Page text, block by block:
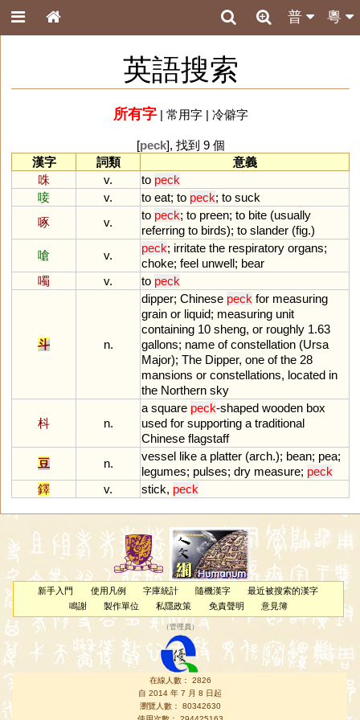
粵
普
英語搜索
所有字| 常用字| 冷僻字
[peck], 找到 9 個
漢字
詞類
意義
咮
v. to peck
唼
v. to eat; to peck; to suck
啄
v.
to peck; to preen; to bite (usually
referring to birds); to slander (fig.)
嗆
v.
peck; irritate the respiratory organs;
choke; feel unwell; bear
噣
v. to peck
斗 n.
dipper; Chinese peck for measuring
grain or liquid; measuring unit
containing 10 sheng, or roughly 1.63
gallons; name of constellation (Ursa
Major); The Dipper, one of the 28
mansions or constellations, located in
the Northern sky
枓 n.
a square peck-shaped wooden box
used for supporting a traditional
Chinese flagstaff
豆
n.
vessel like a platter (arch.); bean; pea;
legumes; pulses; dry measure; peck
鐸
v. stick, peck
新手入門 使用凡例 字庫統計 隨機漢字
最近被搜索的漢字
鳴謝
製作單位 私隱政策 免責聲明 意見簿
（管理員 ）
在線人數： 2826
自 2014 年 7 月 8 日起
瀏覽人數： 80342630